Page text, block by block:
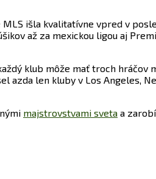
išla kvalitatívne vpred v
až za mexickou ligou aj
klub môže mať troch hráčov
azda len kluby v Los Angeles,
majstrovstvami sveta a